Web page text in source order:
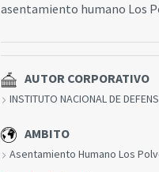
asentamiento humano Los
AUTOR CORPORATIVO
INSTITUTO NACIONAL DE
AMBITO
Asentamiento Humano Los